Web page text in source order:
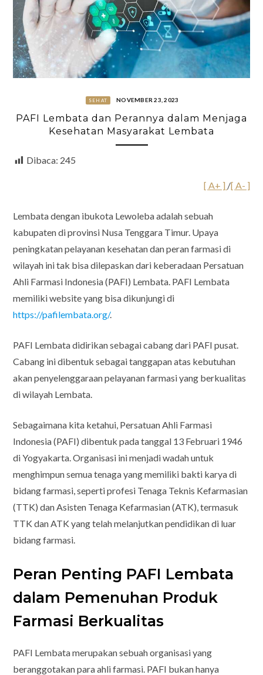
SEHAT NOVEMBER 23, 2023
PAFI Lembata dan Perannya dalam Menjaga
Kesehatan Masyarakat Lembata
Dibaca: 245
[ A+ ] /[ A- ]
Lembata dengan ibukota Lewoleba adalah sebuah
kabupaten di provinsi Nusa Tenggara Timur. Upaya
peningkatan pelayanan kesehatan dan peran farmasi di
wilayah ini tak bisa dilepaskan dari keberadaan Persatuan
Ahli Farmasi Indonesia (PAFI) Lembata. PAFI Lembata
memiliki website yang bisa dikunjungi di
https://pafilembata.org/.
PAFI Lembata didirikan sebagai cabang dari PAFI pusat.
Cabang ini dibentuk sebagai tanggapan atas kebutuhan
akan penyelenggaraan pelayanan farmasi yang berkualitas
di wilayah Lembata.
Sebagaimana kita ketahui, Persatuan Ahli Farmasi
Indonesia (PAFI) dibentuk pada tanggal 13 Februari 1946
di Yogyakarta. Organisasi ini menjadi wadah untuk
menghimpun semua tenaga yang memiliki bakti karya di
bidang farmasi, seperti profesi Tenaga Teknis Kefarmasian
(TTK) dan Asisten Tenaga Kefarmasian (ATK), termasuk
TTK dan ATK yang telah melanjutkan pendidikan di luar
bidang farmasi.
Peran Penting PAFI Lembata
dalam Pemenuhan Produk
Farmasi Berkualitas
PAFI Lembata merupakan sebuah organisasi yang
beranggotakan para ahli farmasi. PAFI bukan hanya